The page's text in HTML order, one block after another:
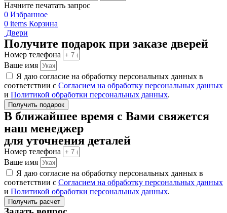
Начните печатать запрос
0 Избранное
0 items Корзина
Двери
Получите подарок при заказе дверей
Номер телефона
Ваше имя
Я даю согласие на обработку персональных данных в
соответствии с Согласием на обработку персональных данных
и Политикой обработки персональных данных.
Получить подарок
В ближайшее время с Вами свяжется
наш менеджер
для уточнения деталей
Номер телефона
Ваше имя
Я даю согласие на обработку персональных данных в
соответствии с Согласием на обработку персональных данных
и Политикой обработки персональных данных.
Получить расчет